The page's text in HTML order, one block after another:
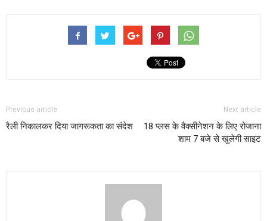
Previous article
रैली निकालकर दिया जागरूकता का संदेश
Next article
18 प्लस के वैक्सीनेशन के लिए रोजाना
शाम 7 बजे से खुलेगी साइट